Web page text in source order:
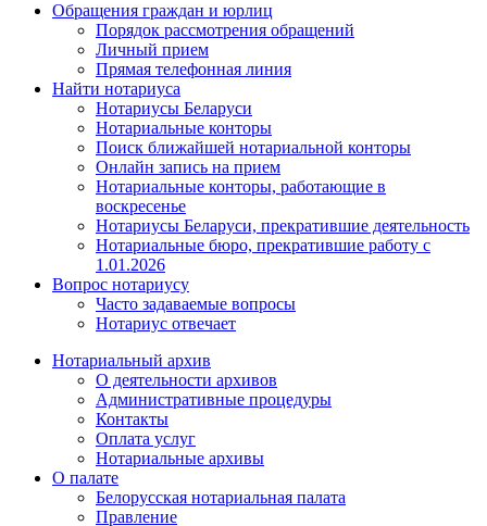
Обращения граждан и юрлиц
Порядок рассмотрения обращений
Личный прием
Прямая телефонная линия
Найти нотариуса
Нотариусы Беларуси
Нотариальные конторы
Поиск ближайшей нотариальной конторы
Онлайн запись на прием
Нотариальные конторы, работающие в
воскресенье
Нотариусы Беларуси, прекратившие деятельность
Нотариальные бюро, прекратившие работу с
1.01.2026
Вопрос нотариусу
Часто задаваемые вопросы
Нотариус отвечает
Нотариальный архив
О деятельности архивов
Административные процедуры
Контакты
Оплата услуг
Нотариальные архивы
О палате
Белорусская нотариальная палата
Правление